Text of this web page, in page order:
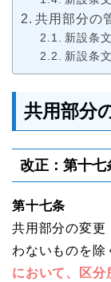
共用部分の
新設条
新設条
共用部分
改正：第十七
第十七条
共用部分の変更
わないものを除
において、区分